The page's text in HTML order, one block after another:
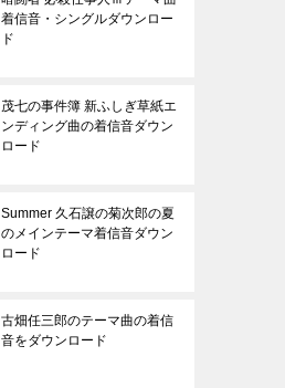
着信音・シングルダウンロー
ド
茂七の事件簿 新ふしぎ草紙エ
ンディング曲の着信音ダウン
ロード
Summer 久石譲の菊次郎の夏
のメインテーマ着信音ダウン
ロード
古畑任三郎のテーマ曲の着信
音をダウンロード